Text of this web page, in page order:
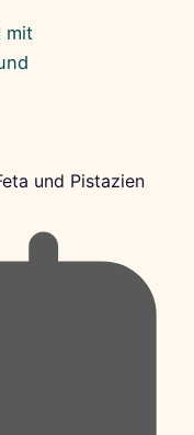
und Pistazien